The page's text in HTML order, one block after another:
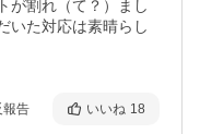
が割れ（て？）まし
いた対応は素晴らし
報告 いいね 18